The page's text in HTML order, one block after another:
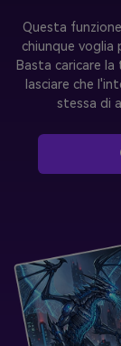
Questa
chiunque voglia
Basta caricare la
lasciare che
stessa di